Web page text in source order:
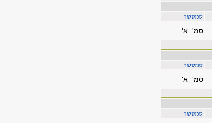
סמ' א'
סמ' א'